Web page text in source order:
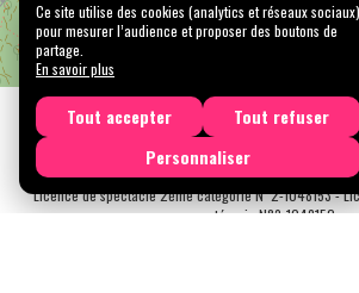
Mentions légales Confidentialité
Tous droits réservés © 2026 |
N° SIRET : 489 153 718 00031 - APE : 9001 Z - N° TVA
Licence de spectacle 2ème catégorie N°2-1048153 -
catégorie N°3-1048152
Ce site utilise des cookies (analytics et réseaux sociaux)
pour mesurer l’audience et proposer des boutons de
partage.
En savoir plus
Tout accepter
Tout refuser
Personnaliser